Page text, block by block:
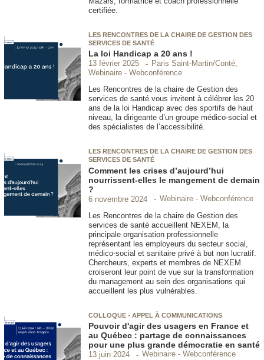
certifiée.
LES RENCONTRES DE LA CHAIRE DE GESTION DES
SERVICES DE SANTÉ
La loi Handicap a 20 ans !
13 février 2025
Paris Saint-Martin/Conté,
Webinaire - Webconférence
Les Rencontres de la chaire de Gestion des
services de santé vous invitent à célébrer les 20
ans de la loi Handicap avec des sportifs de haut
niveau, la dirigeante d’un groupe médico-social et
des spécialistes de l’accessibilité.
LES RENCONTRES DE LA CHAIRE DE GESTION DES
SERVICES DE SANTÉ
Comment les crises d’aujourd’hui
nourrissent-elles le mangement de demain
?
6 novembre 2024
Webinaire - Webconférence
Les Rencontres de la chaire de Gestion des
services de santé accueillent NEXEM, la
principale organisation professionnelle
représentant les employeurs du secteur social,
médico-social et sanitaire privé à but non lucratif.
Chercheurs, experts et membres de NEXEM
croiseront leur point de vue sur la transformation
du management au sein des organisations qui
accueillent les plus vulnérables.
COLLOQUE - APPEL À COMMUNICATIONS
Pouvoir d'agir des usagers en France et
au Québec : partage de connaissances
pour une plus grande démocratie en santé
13 juin 2024
Webinaire - Webconférence